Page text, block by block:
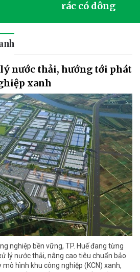
rác có dông
lý nước thải, hướng tới phát
xanh
nghiệp bền vững, TP. Huế đang từng
lý nước thải, nâng cao tiêu chuẩn bảo
hình khu công nghiệp (KCN) xanh,